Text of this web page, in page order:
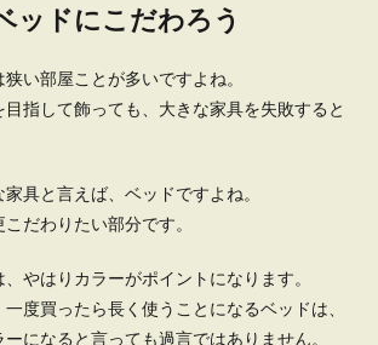
ッドにこだわろう
い部屋ことが多いですよね。
指して飾っても、大きな家具を失敗すると
具と言えば、ベッドですよね。
だわりたい部分です。
やはりカラーがポイントになります。
度買ったら長く使うことになるベッドは、
になると言っても過言ではありません。